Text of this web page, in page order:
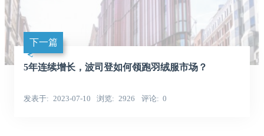
下一篇
5年连续增长，波司登如何领跑羽绒服市场？
发表于 2023-07-10 浏览 2926 评论 0